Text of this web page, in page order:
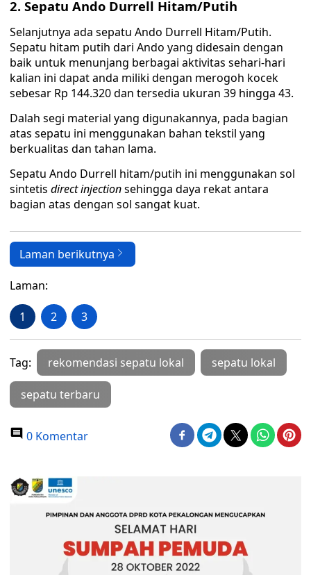
2. Sepatu Ando Durrell Hitam/Putih
Selanjutnya ada sepatu Ando Durrell Hitam/Putih.
Sepatu hitam putih dari Ando yang didesain dengan
baik untuk menunjang berbagai aktivitas sehari-hari
kalian ini dapat anda miliki dengan merogoh kocek
sebesar Rp 144.320 dan tersedia ukuran 39 hingga 43.
Dalah segi material yang digunakannya, pada bagian
atas sepatu ini menggunakan bahan tekstil yang
berkualitas dan tahan lama.
Sepatu Ando Durrell hitam/putih ini menggunakan sol
sintetis direct injectionsehingga daya rekat antara
bagian atas dengan sol sangat kuat.
Laman berikutnya
Laman:
1 2 3
Tag: rekomendasi sepatu lokal sepatu lokal
sepatu terbaru
0 Komentar